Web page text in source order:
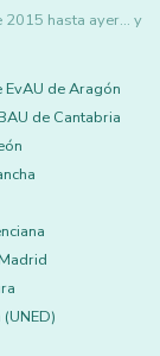
hasta ayer... y
EvAU de Aragón
de Cantabria